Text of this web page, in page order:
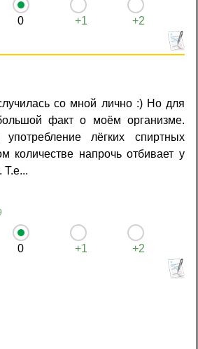
0 +1 +2
со мной лично :) Но для
факт о моём организме.
лёгких спиртных
количестве напрочь отбивает у
Т.е...
0 +1 +2